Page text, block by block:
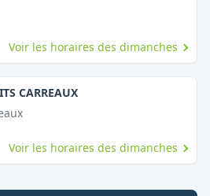
Voir les horaires des dimanches
CARREAUX,
Voir les horaires des dimanches